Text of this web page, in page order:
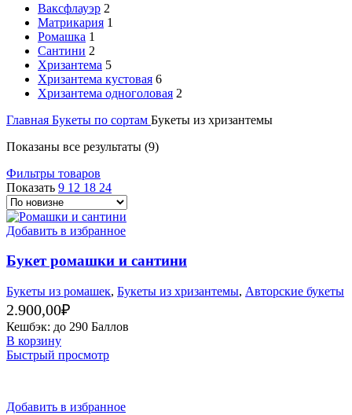
Ваксфлауэр 2
Матрикария 1
Ромашка 1
Сантини 2
Хризантема 5
Хризантема кустовая 6
Хризантема одноголовая 2
Главная Букеты по сортам Букеты из хризантемы
Показаны все результаты (9)
Фильтры товаров
Показать 9 12 18 24
Добавить в избранное
Букет ромашки и сантини
Букеты из ромашек, Букеты из хризантемы, Авторские букеты
2.900,00₽
Кешбэк: до 290 Баллов
В корзину
Быстрый просмотр
Добавить в избранное